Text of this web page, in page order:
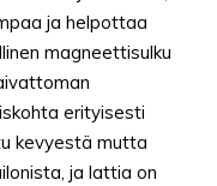
ja helpottaa
magneettisulku
erityisesti
kevyestä mutta
ja lattia on